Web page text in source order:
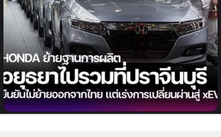
Honda ย้ายโรงงานผลิตรถยนต์อยุธยาไปรวมที่
ปราจีนบุรี ยังยืนยันไม่ย้ายฐานการผลิตออกจาก
ไทย